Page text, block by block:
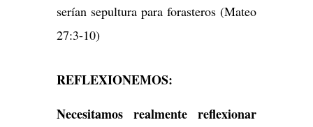
serían sepultura para forasteros (Mateo
27:3-10)
REFLEXIONEMOS:
Necesitamos realmente reflexionar